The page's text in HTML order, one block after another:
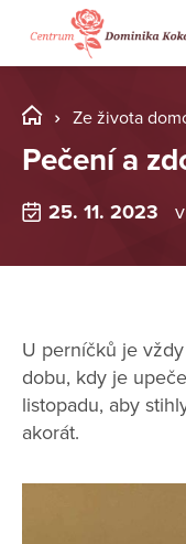
Ze života
Pečení a
25. 11. 2023
U perníčků je
dobu, kdy je
listopadu, aby
akorát.